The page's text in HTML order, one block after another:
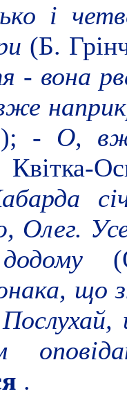
і
(Б.
- вона
- О,
Олег.
що
.